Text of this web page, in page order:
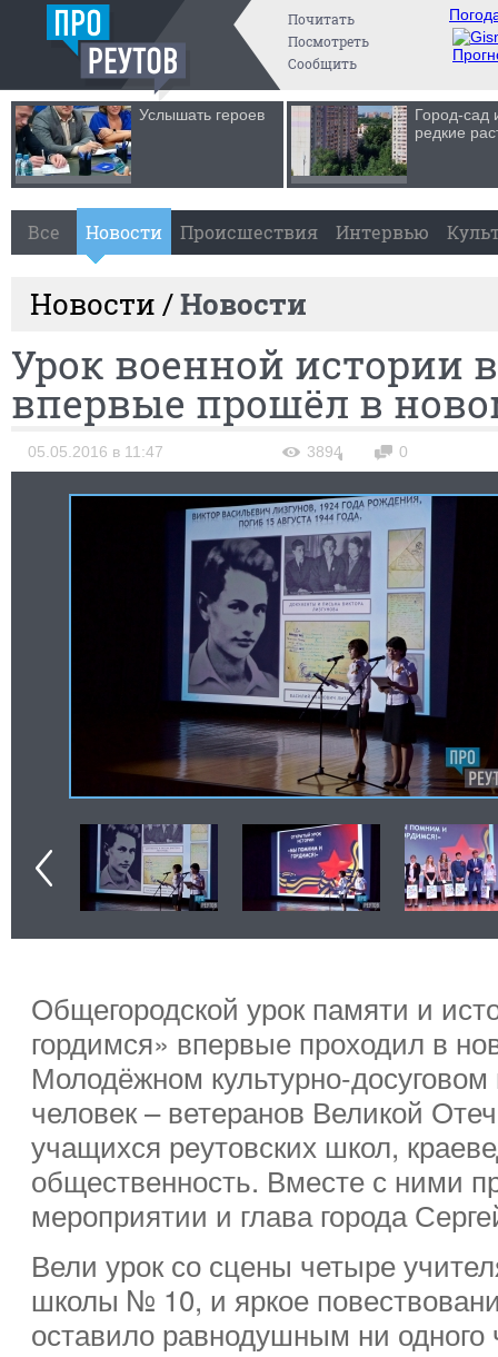
Почитать
Посмотреть
Сообщить
Услышать героев
Город-сад
редкие
Все Новости Происшествия Интервью
Новости /Новости
Урок военной истории
впервые прошёл в
05.05.2016 в 11:47 3894 0
Общегородской урок памяти и
гордимся» впервые проходил в
Молодёжном культурно-
человек – ветеранов Великой
учащихся реутовских школ,
общественность. Вместе с ними
мероприятии и глава города
Вели урок со сцены четыре
школы № 10, и яркое
оставило равнодушным ни одного